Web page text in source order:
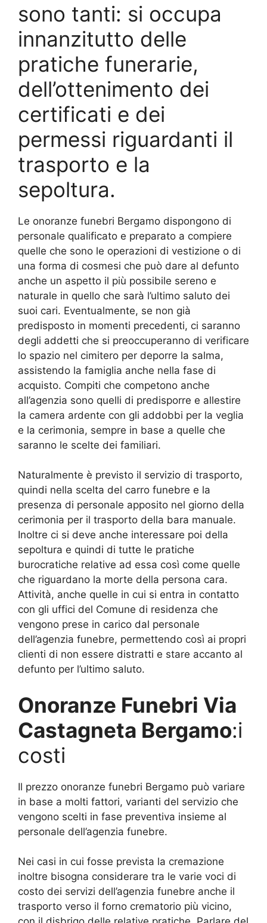
sono tanti: si occupa
innanzitutto delle
pratiche funerarie,
dell’ottenimento dei
certificati e dei
permessi riguardanti il
trasporto e la
sepoltura.
Le onoranze funebri Bergamo dispongono di
personale qualificato e preparato a compiere
quelle che sono le operazioni di vestizione o di
una forma di cosmesi che può dare al defunto
anche un aspetto il più possibile sereno e
naturale in quello che sarà l’ultimo saluto dei
suoi cari. Eventualmente, se non già
predisposto in momenti precedenti, ci saranno
degli addetti che si preoccuperanno di verificare
lo spazio nel cimitero per deporre la salma,
assistendo la famiglia anche nella fase di
acquisto. Compiti che competono anche
all’agenzia sono quelli di predisporre e allestire
la camera ardente con gli addobbi per la veglia
e la cerimonia, sempre in base a quelle che
saranno le scelte dei familiari.
Naturalmente è previsto il servizio di trasporto,
quindi nella scelta del carro funebre e la
presenza di personale apposito nel giorno della
cerimonia per il trasporto della bara manuale.
Inoltre ci si deve anche interessare poi della
sepoltura e quindi di tutte le pratiche
burocratiche relative ad essa così come quelle
che riguardano la morte della persona cara.
Attività, anche quelle in cui si entra in contatto
con gli uffici del Comune di residenza che
vengono prese in carico dal personale
dell’agenzia funebre, permettendo così ai propri
clienti di non essere distratti e stare accanto al
defunto per l’ultimo saluto.
Onoranze Funebri Via
Castagneta Bergamo:i
costi
Il prezzo onoranze funebri Bergamo può variare
in base a molti fattori, varianti del servizio che
vengono scelti in fase preventiva insieme al
personale dell’agenzia funebre.
Nei casi in cui fosse prevista la cremazione
inoltre bisogna considerare tra le varie voci di
costo dei servizi dell’agenzia funebre anche il
trasporto verso il forno crematorio più vicino,